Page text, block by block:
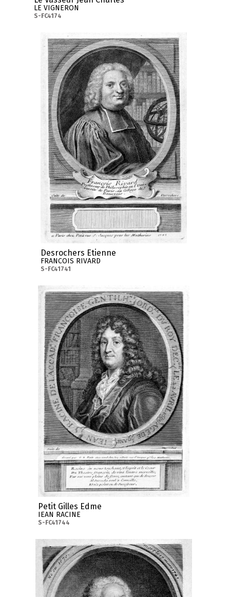
LE VIGNERON
S-FC4174
Desrochers Etienne
FRANCOIS RIVARD
S-FC41741
Petit Gilles Edme
IEAN RACINE
S-FC41744